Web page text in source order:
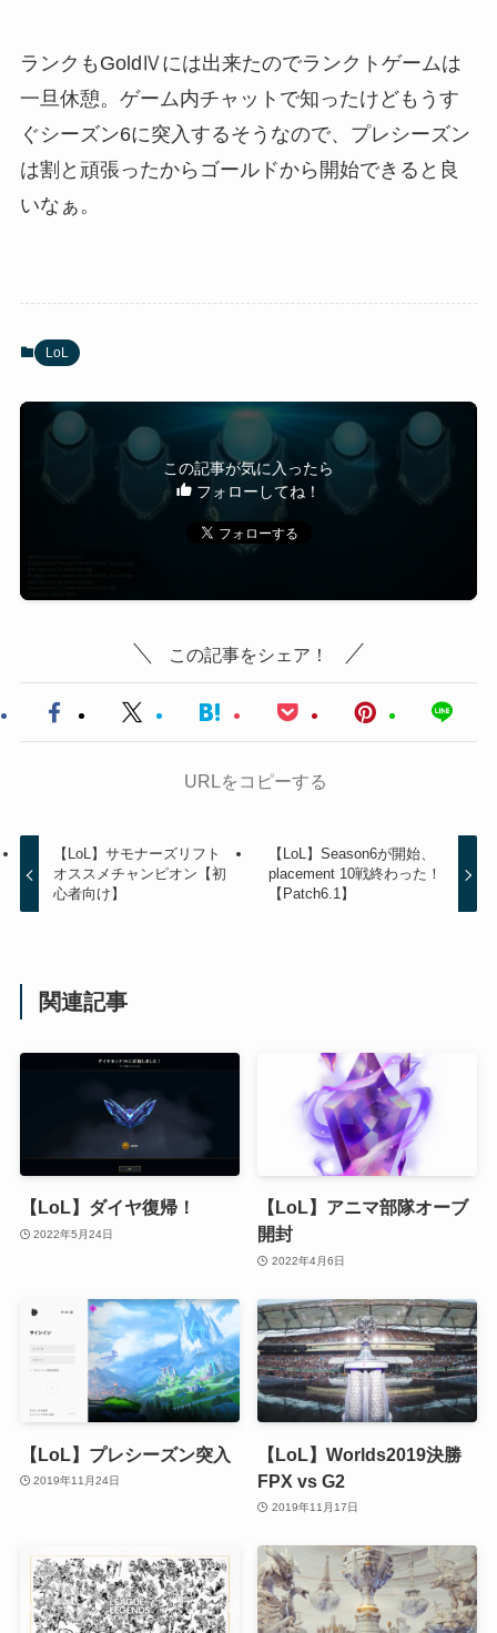
ランクもGoldⅣには出来たのでランクトゲームは
一旦休憩。ゲーム内チャットで知ったけどもうす
ぐシーズン6に突入するそうなので、プレシーズン
は割と頑張ったからゴールドから開始できると良
いなぁ。
LoL
この記事が気に入ったら
フォローしてね！
この記事をシェア！
URLをコピーする
【LoL】サモナーズリフト
オススメチャンピオン【初
心者向け】
【LoL】Season6が開始、
placement 10戦終わった！
【Patch6.1】
関連記事
【LoL】ダイヤ復帰！
2022年5月24日
【LoL】アニマ部隊オーブ
開封
2022年4月6日
【LoL】プレシーズン突入
2019年11月24日
【LoL】Worlds2019決勝
FPX vs G2
2019年11月17日